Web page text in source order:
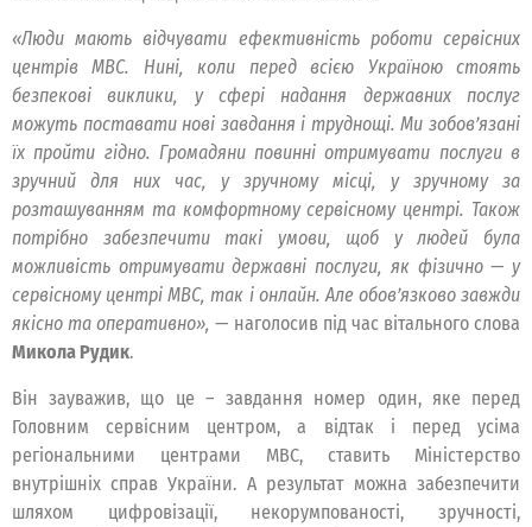
«Люди мають відчувати ефективність роботи сервісних
центрів МВС. Нині, коли перед всією Україною стоять
безпекові виклики, у сфері надання державних послуг
можуть поставати нові завдання і труднощі. Ми зобов’язані
їх пройти гідно. Громадяни повинні отримувати послуги в
зручний для них час, у зручному місці, у зручному за
розташуванням та комфортному сервісному центрі. Також
потрібно забезпечити такі умови, щоб у людей була
можливість отримувати державні послуги, як фізично — у
сервісному центрі МВС, так і онлайн. Але обов’язково завжди
якісно та оперативно», — наголосив під час вітального слова
Микола Рудик.
Він зауважив, що це – завдання номер один, яке перед
Головним сервісним центром, а відтак і перед усіма
регіональними центрами МВС, ставить Міністерство
внутрішніх справ України. А результат можна забезпечити
шляхом цифровізації, некорумпованості, зручності,